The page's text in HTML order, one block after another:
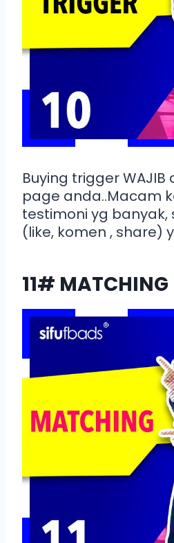
Buying trigger
page anda..Macam
testimoni yg banyak,
(like, komen , share)
11# MATCHING